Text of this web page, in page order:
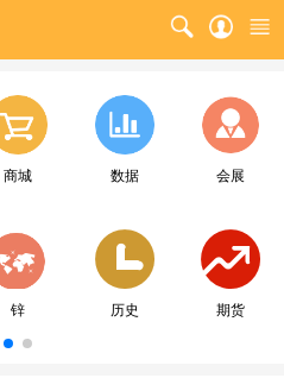
商城 数据 会展
锌 历史 期货